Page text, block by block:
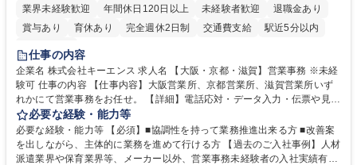
業界未経験歓迎
年間休日120日以上 未経験者歓迎
退職金あり
賞与あり
育休あり 完全週休2日制 交通費支給
駅近5分以内
土日祝休み
仕事の内容
企業名 株式会社キーエンス 求人名 【大阪・京都・滋賀】営業事務 ※未経
験可 仕事の内容 【仕事内容】大阪営業所、京都営業所、滋賀営業所いず
れかにて営業事務をお任せ。 【詳細】電話応対・データ入力・伝票や見積
の作成・カタログ送付・来客対応・営業所内で発生する事務業務や業務改
善をお任せ。 【教育制度】ご入社後、育成担当とペアになりながらOJTに
て業務を覚えていただくことが可能です。業務システムがきちんと構築さ
れているため、スムーズに仕事に慣れることができる環境です。また、
必要な経験・能力等
必要な経験・能力等 【必須】■協調性を持って業務推進出来る方 ■改善案
を出しながら、主体的に業務を進めて行ける方 【過去のご入社事例】人材
派遣業界や保育業界等、メーカー以外、営業事務未経験者の入社実績有